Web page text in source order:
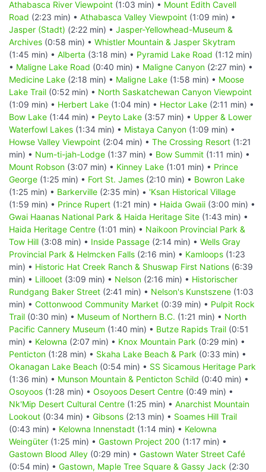
Athabasca River Viewpoint (1:03 min) • Mount Edith Cavell
Road (2:23 min) • Athabasca Valley Viewpoint (1:09 min) •
Jasper (Stadt) (2:22 min) • Jasper-Yellowhead-Museum &
Archives (0:58 min) • Whistler Mountain & Jasper Skytram
(1:45 min) • Alberta (3:18 min) • Pyramid Lake Road (1:12 min)
• Maligne Lake Road (0:40 min) • Maligne Canyon (2:27 min) •
Medicine Lake (2:18 min) • Maligne Lake (1:58 min) • Moose
Lake Trail (0:52 min) • North Saskatchewan Canyon Viewpoint
(1:09 min) • Herbert Lake (1:04 min) • Hector Lake (2:11 min) •
Bow Lake (1:44 min) • Peyto Lake (3:57 min) • Upper & Lower
Waterfowl Lakes (1:34 min) • Mistaya Canyon (1:09 min) •
Howse Valley Viewpoint (2:04 min) • The Crossing Resort (1:21
min) • Num-ti-jah-Lodge (1:37 min) • Bow Summit (1:11 min) •
Mount Robson (3:07 min) • Kinney Lake (1:01 min) • Prince
George (1:25 min) • Fort St. James (2:10 min) • Bowron Lake
(1:25 min) • Barkerville (2:35 min) • 'Ksan Historical Village
(1:59 min) • Prince Rupert (1:21 min) • Haida Gwaii (3:00 min) •
Gwai Haanas National Park & Haida Heritage Site (1:43 min) •
Haida Heritage Centre (1:01 min) • Naikoon Provincial Park &
Tow Hill (3:08 min) • Inside Passage (2:14 min) • Wells Gray
Provincial Park & Helmcken Falls (2:16 min) • Kamloops (1:23
min) • Historic Hat Creek Ranch & Shuswap First Nations (6:39
min) • Lillooet (3:09 min) • Nelson (2:16 min) • Historischer
Rundgang Baker Street (2:41 min) • Nelson's Kunstszene (1:03
min) • Cottonwood Community Market (0:39 min) • Pulpit Rock
Trail (0:30 min) • Museum of Northern B.C. (1:21 min) • North
Pacific Cannery Museum (1:40 min) • Butze Rapids Trail (0:51
min) • Kelowna (2:07 min) • Knox Mountain Park (0:29 min) •
Penticton (1:28 min) • Skaha Lake Beach & Park (0:33 min) •
Okanagan Lake Beach (0:54 min) • SS Sicamous Heritage Park
(1:36 min) • Munson Mountain & Penticton Schild (0:40 min) •
Osoyoos (1:28 min) • Osoyoos Desert Centre (0:49 min) •
Nk'Mip Desert Cultural Centre (1:25 min) • Anarchist Mountain
Lookout (0:34 min) • Gibsons (2:13 min) • Soames Hill Trail
(0:43 min) • Kelowna Innenstadt (1:14 min) • Kelowna
Weingüter (1:25 min) • Gastown Project 200 (1:17 min) •
Gastown Blood Alley (0:29 min) • Gastown Water Street Café
(0:54 min) • Gastown, Maple Tree Square & Gassy Jack (2:30